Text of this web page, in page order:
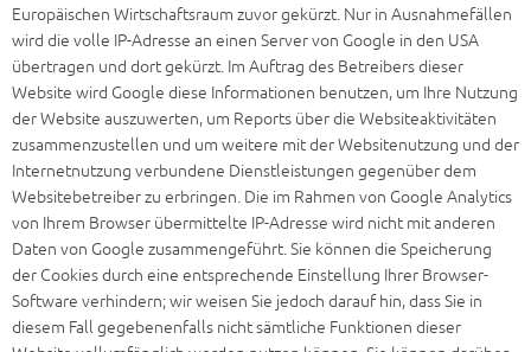
Europäischen Wirtschaftsraum zuvor gekürzt. Nur in Ausnahmefällen
wird die volle IP-Adresse an einen Server von Google in den USA
übertragen und dort gekürzt. Im Auftrag des Betreibers dieser
Website wird Google diese Informationen benutzen, um Ihre Nutzung
der Website auszuwerten, um Reports über die Websiteaktivitäten
zusammenzustellen und um weitere mit der Websitenutzung und der
Internetnutzung verbundene Dienstleistungen gegenüber dem
Websitebetreiber zu erbringen. Die im Rahmen von Google Analytics
von Ihrem Browser übermittelte IP-Adresse wird nicht mit anderen
Daten von Google zusammengeführt. Sie können die Speicherung
der Cookies durch eine entsprechende Einstellung Ihrer Browser-
Software verhindern; wir weisen Sie jedoch darauf hin, dass Sie in
diesem Fall gegebenenfalls nicht sämtliche Funktionen dieser